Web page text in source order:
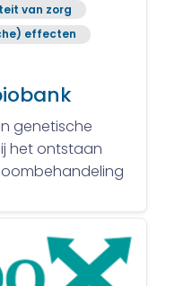
van zorg
effecten
genetische
het ontstaan